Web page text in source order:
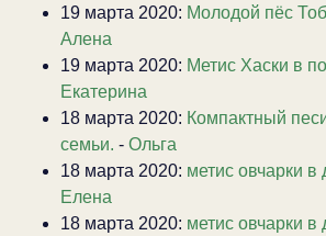
19 марта 2020: Молодой пёс
Алена
19 марта 2020: Метис Хаски в
Екатерина
18 марта 2020: Компактный
семьи. - Ольга
18 марта 2020: метис овчарки в
Елена
18 марта 2020: метис овчарки в